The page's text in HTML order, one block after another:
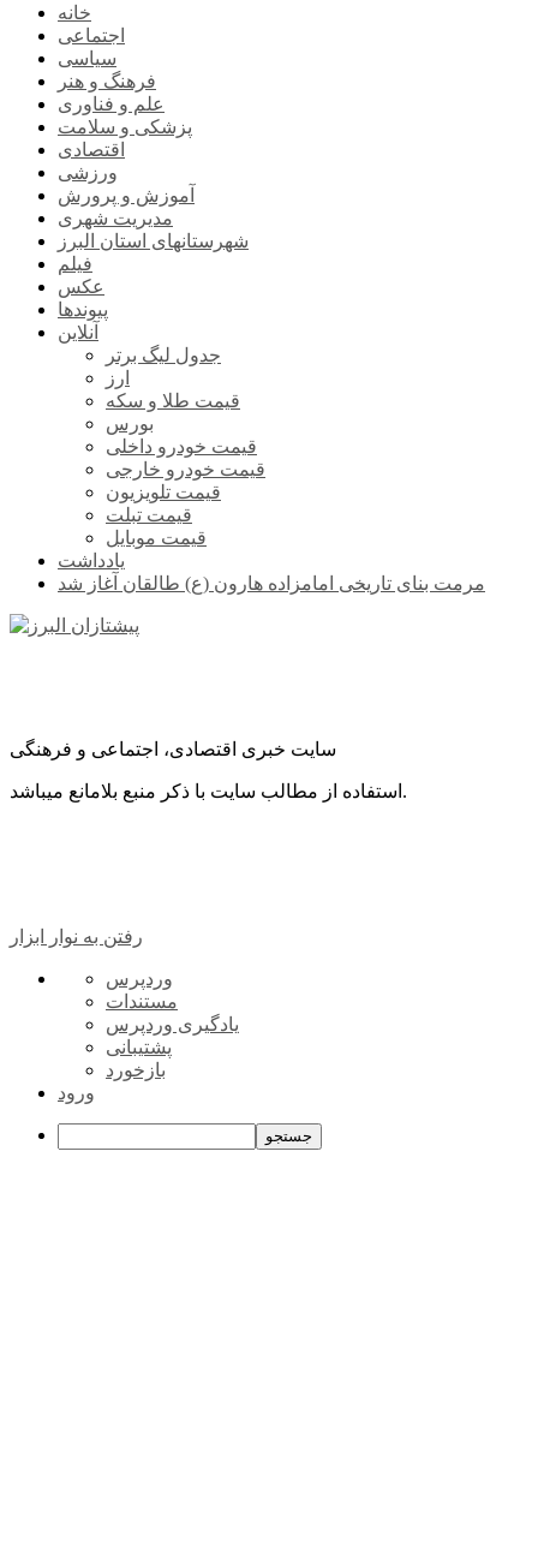
خانه
اجتماعی
سیاسی
فرهنگ و هنر
علم و فناوری
پزشکی و سلامت
اقتصادی
ورزشی
آموزش و پرورش
مدیریت شهری
شهرستانهای استان البرز
فیلم
عکس
پیوندها
آنلاین
جدول لیگ برتر
ارز
قیمت طلا و سکه
بورس
قیمت خودرو داخلی
قیمت خودرو خارجی
قیمت تلویزیون
قیمت تبلت
قیمت موبایل
یادداشت
مرمت بنای تاریخی امامزاده هارون (ع) طالقان آغاز شد
سایت خبری اقتصادی، اجتماعی و فرهنگی
استفاده از مطالب سایت با ذکر منبع بلامانع میباشد.
رفتن به نوار ابزار
درباره
وردپرس
وردپرس
مستندات
یادگیری وردپرس
پشتیبانی
بازخورد
ورود
جستجو